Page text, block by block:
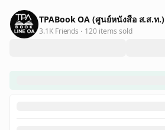
TPABook OA (ศูนย์หนังสือ ส.ส.ท.)
3.1K Friends 120 items sold